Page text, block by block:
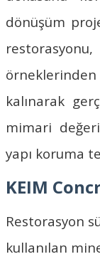
dönüşüm
kalınarak
mimari
yapı koruma
KEIM
Restorasyon
kullanılan